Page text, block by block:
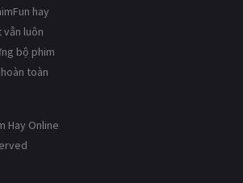
hay
vẫn luôn
bộ phim
toàn
Hay Online